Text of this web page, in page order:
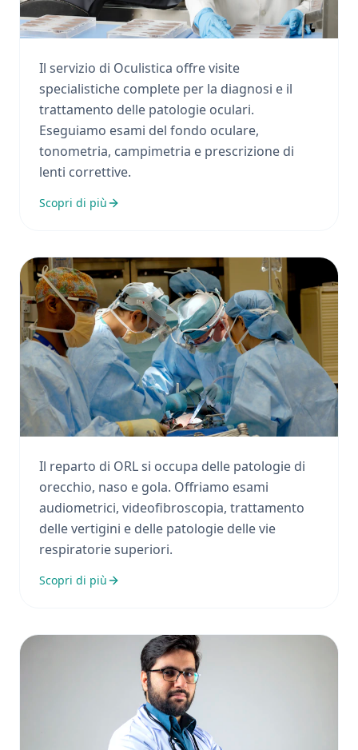
Oculistica
Il servizio di Oculistica offre visite
specialistiche complete per la diagnosi e il
trattamento delle patologie oculari.
Eseguiamo esami del fondo oculare,
tonometria, campimetria e prescrizione di
lenti correttive.
Scopri di più
Otorinolaringoiatria
Il reparto di ORL si occupa delle patologie di
orecchio, naso e gola. Offriamo esami
audiometrici, videofibroscopia, trattamento
delle vertigini e delle patologie delle vie
respiratorie superiori.
Scopri di più